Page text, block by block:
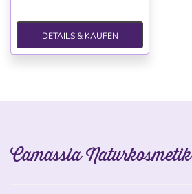
DETAILS & KAUFEN
Camassia Naturkosmetik